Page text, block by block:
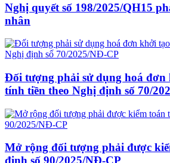
Nghị quyết số 198/2025/QH15
nhân
Đối tượng phải sử dụng hoá
tính tiền theo Nghị định số 70/
Mở rộng đối tượng phải được